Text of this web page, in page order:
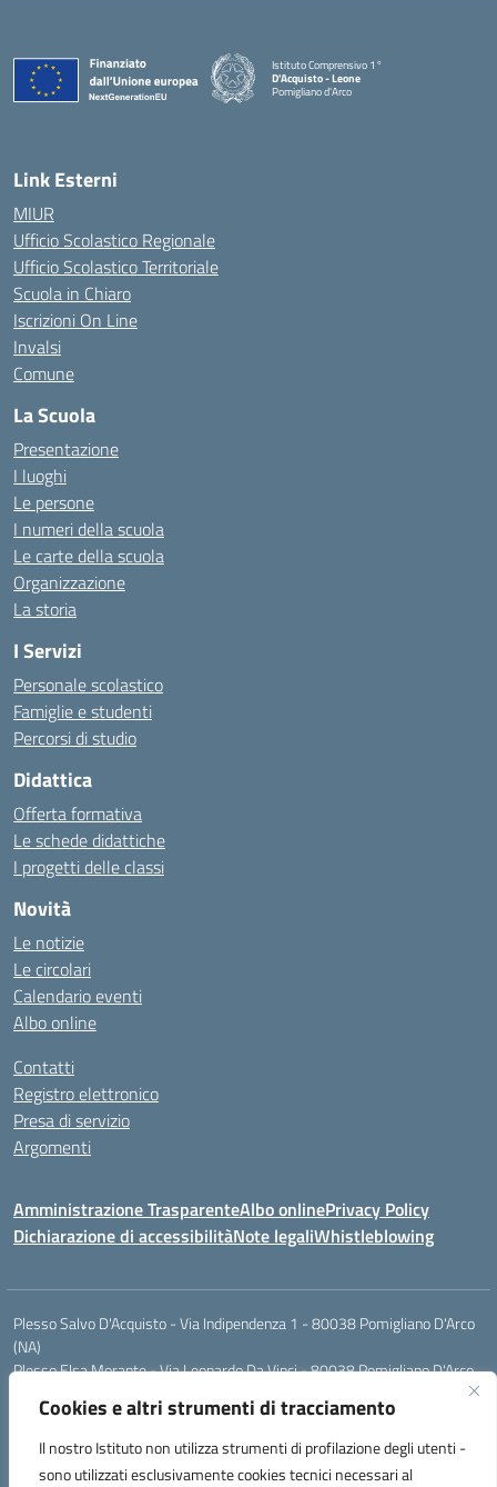
Cookies e altri strumenti di tracciamento
Il nostro Istituto non utilizza strumenti di profilazione degli utenti -
sono utilizzati esclusivamente cookies tecnici necessari al
Istituto Comprensivo 1°
D'Acquisto - Leone
Pomigliano d'Arco
— Visita la pagina iniziale della scuola
Link Esterni
MIUR
Ufficio Scolastico Regionale
Ufficio Scolastico Territoriale
Scuola in Chiaro
Iscrizioni On Line
Invalsi
Comune
La Scuola
Presentazione
I luoghi
Le persone
I numeri della scuola
Le carte della scuola
Organizzazione
La storia
I Servizi
Personale scolastico
Famiglie e studenti
Percorsi di studio
Didattica
Offerta formativa
Le schede didattiche
I progetti delle classi
Novità
Le notizie
Le circolari
Calendario eventi
Albo online
Contatti
Registro elettronico
Presa di servizio
Argomenti
Amministrazione TrasparenteAlbo onlinePrivacy Policy
Dichiarazione di accessibilitàNote legaliWhistleblowing
Plesso Salvo D'Acquisto - Via Indipendenza 1 - 80038 Pomigliano D'Arco
(NA)
Plesso Elsa Morante - Via Leonardo Da Vinci - 80038 Pomigliano D'Arco
Plesso Leone - Via Pascoli - 80038 Pomigliano D'Arco (NA)
Tel.:0813177304 - Mail: naic8g1003@istruzione.it - Pec: